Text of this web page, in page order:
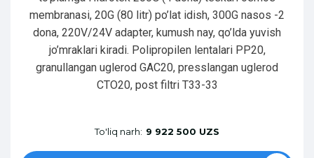
membranasi, 20G (80 litr) po’lat idish, 300G nasos -2
dona, 220V/24V adapter, kumush nay, qo’lda yuvish
jo’mraklari kiradi. Polipropilen lentalari PP20,
granullangan uglerod GAC20, presslangan uglerod
CTO20, post filtri T33-33
To'liq narh: 9 922 500 UZS